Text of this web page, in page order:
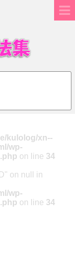
kulolog/xn--
wp-
on line 34
on null in
wp-
on line 34